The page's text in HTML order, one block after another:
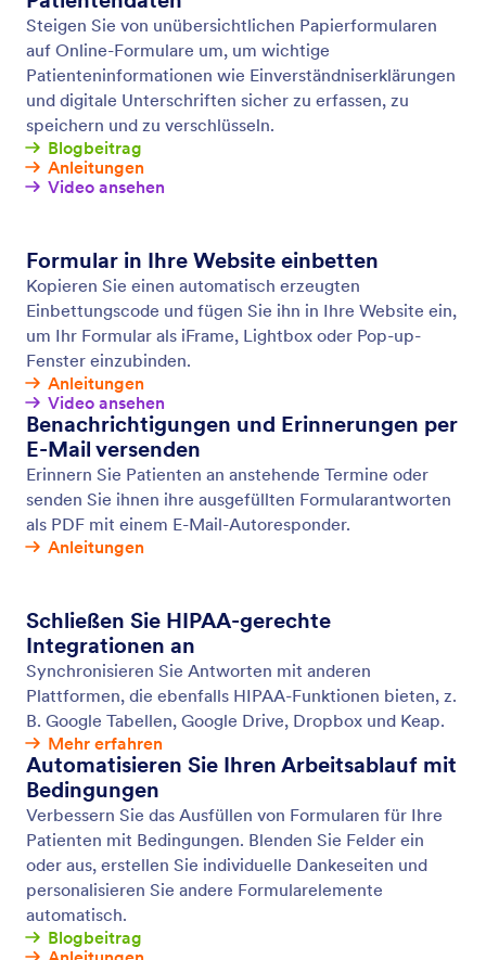
PCI Compliance
Sorgen Sie für sichere Zahlungen mit den PCI
zertifizierten Online-Formularen von Jotform.
zuverlässig.
Aktivieren Sie Google reCAPTCHA für Ihre Online-
Formulare, um Eingaben zu verifizieren und Ihre
Daten zu schützen.